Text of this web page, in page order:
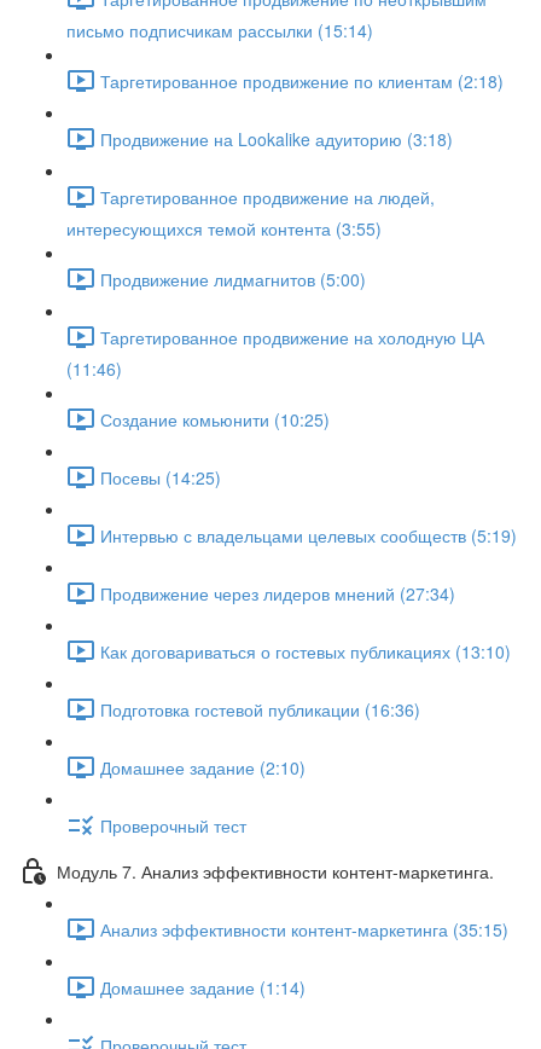
письмо подписчикам рассылки (15:14)
Таргетированное продвижение по клиентам (2:18)
Продвижение на Lookalike адуиторию (3:18)
Таргетированное продвижение на людей,
интересующихся темой контента (3:55)
Продвижение лидмагнитов (5:00)
Таргетированное продвижение на холодную ЦА
(11:46)
Создание комьюнити (10:25)
Посевы (14:25)
Интервью с владельцами целевых сообществ (5:19)
Продвижение через лидеров мнений (27:34)
Как договариваться о гостевых публикациях (13:10)
Подготовка гостевой публикации (16:36)
Домашнее задание (2:10)
Проверочный тест
Модуль 7. Анализ эффективности контент-маркетинга.
Анализ эффективности контент-маркетинга (35:15)
Домашнее задание (1:14)